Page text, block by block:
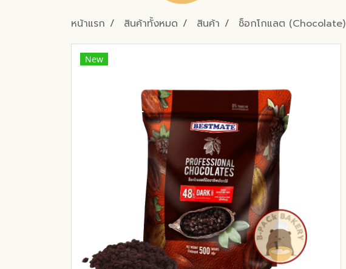
หน้าแรก สินค้าทั้งหมด สินค้า ช็อกโกแลต (Chocolate)
New